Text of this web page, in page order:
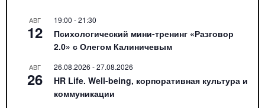
АВГ
12
19:00 -21:30
Психологический мини-тренинг «Разговор
2.0» с Олегом Калиничевым
АВГ
26
26.08.2026 -27.08.2026
HR Life. Well-being, корпоративная культура и
коммуникации